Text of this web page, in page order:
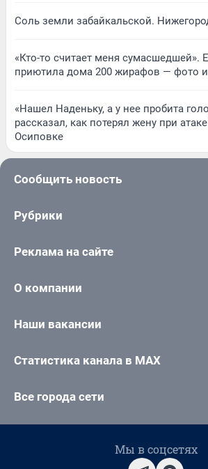
Соль земли забайкальской.
«Кто-то считает меня сумасшедшей».
приютила дома 200 жирафов — фото
«Нашел Наденьку, а у нее пробита
рассказал, как потерял жену при
Осиповке
Сообщить новость
Рубрики
Реклама на сайте
О компании
Наши вакансии
Статистика канала в MAX
Все города сети
Мы в соцсетях